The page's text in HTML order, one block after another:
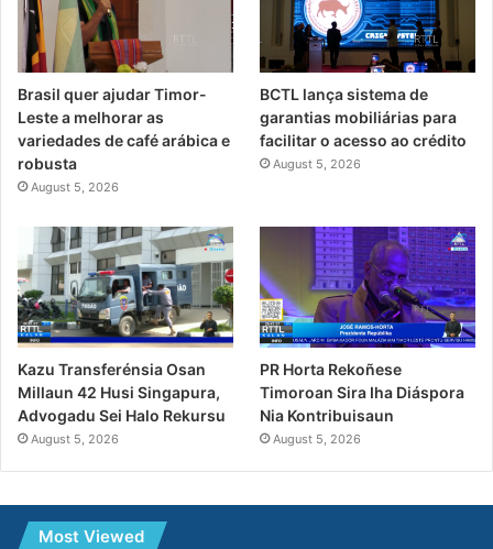
Brasil quer ajudar Timor-
Leste a melhorar as
variedades de café arábica e
robusta
August 5, 2026
BCTL lança sistema de
garantias mobiliárias para
facilitar o acesso ao crédito
August 5, 2026
Kazu Transferénsia Osan
Millaun 42 Husi Singapura,
Advogadu Sei Halo Rekursu
August 5, 2026
PR Horta Rekoñese
Timoroan Sira Iha Diáspora
Nia Kontribuisaun
August 5, 2026
Most Viewed